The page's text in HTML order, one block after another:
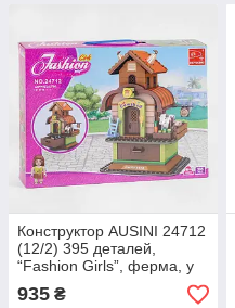
Конструктор AUSINI 24712
(12/2) 395 деталей,
“Fashion Girls”, ферма, у
коробці
935 ₴